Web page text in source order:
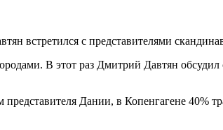
встретился с представителями
В этот раз Дмитрий Давтян
Дании, в Копенгагене 40%